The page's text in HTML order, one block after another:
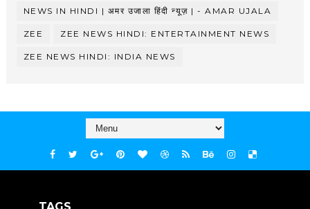
NEWS IN HINDI | अमर उजाला हिंदी न्यूज़ | - AMAR UJALA
ZEE ZEE NEWS HINDI: ENTERTAINMENT NEWS
ZEE NEWS HINDI: INDIA NEWS